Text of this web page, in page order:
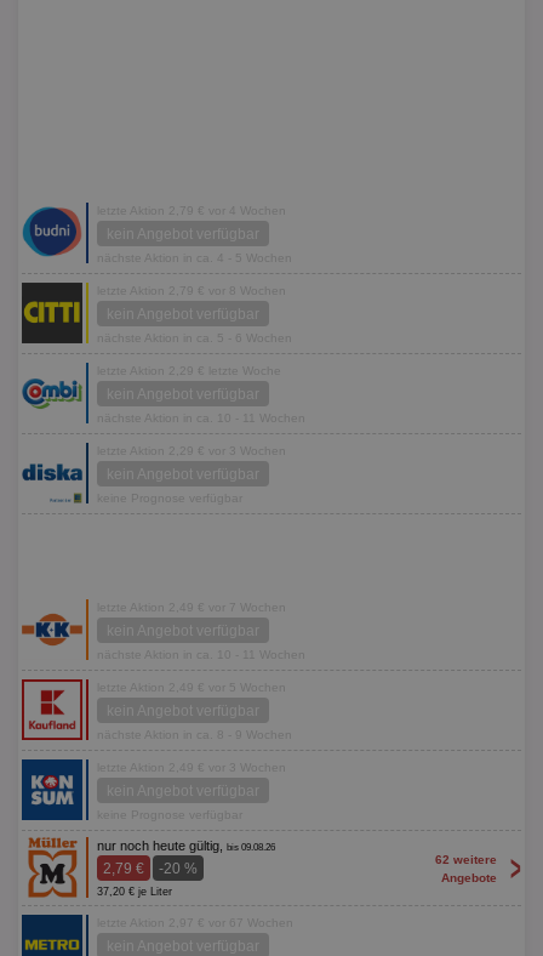
letzte Aktion 2,79 € vor 4 Wochen
kein Angebot verfügbar
nächste Aktion in ca. 4 - 5 Wochen
letzte Aktion 2,79 € vor 8 Wochen
kein Angebot verfügbar
nächste Aktion in ca. 5 - 6 Wochen
letzte Aktion 2,29 € letzte Woche
kein Angebot verfügbar
nächste Aktion in ca. 10 - 11 Wochen
letzte Aktion 2,29 € vor 3 Wochen
kein Angebot verfügbar
keine Prognose verfügbar
letzte Aktion 2,49 € vor 7 Wochen
kein Angebot verfügbar
nächste Aktion in ca. 10 - 11 Wochen
letzte Aktion 2,49 € vor 5 Wochen
kein Angebot verfügbar
nächste Aktion in ca. 8 - 9 Wochen
letzte Aktion 2,49 € vor 3 Wochen
kein Angebot verfügbar
keine Prognose verfügbar
nur noch heute gültig, bis 09.08.26
2,79 € -20 %
37,20 € je Liter
62 weitere
Angebote
>
letzte Aktion 2,97 € vor 67 Wochen
kein Angebot verfügbar